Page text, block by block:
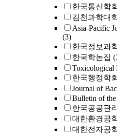
한국통신학
김천과학대
Asia-Pacific
(3)
한국정보과
한국학논집
Toxicological
한국행정학
Journal of
Bulletin of
한국공공관
대한환경공
대한전자공